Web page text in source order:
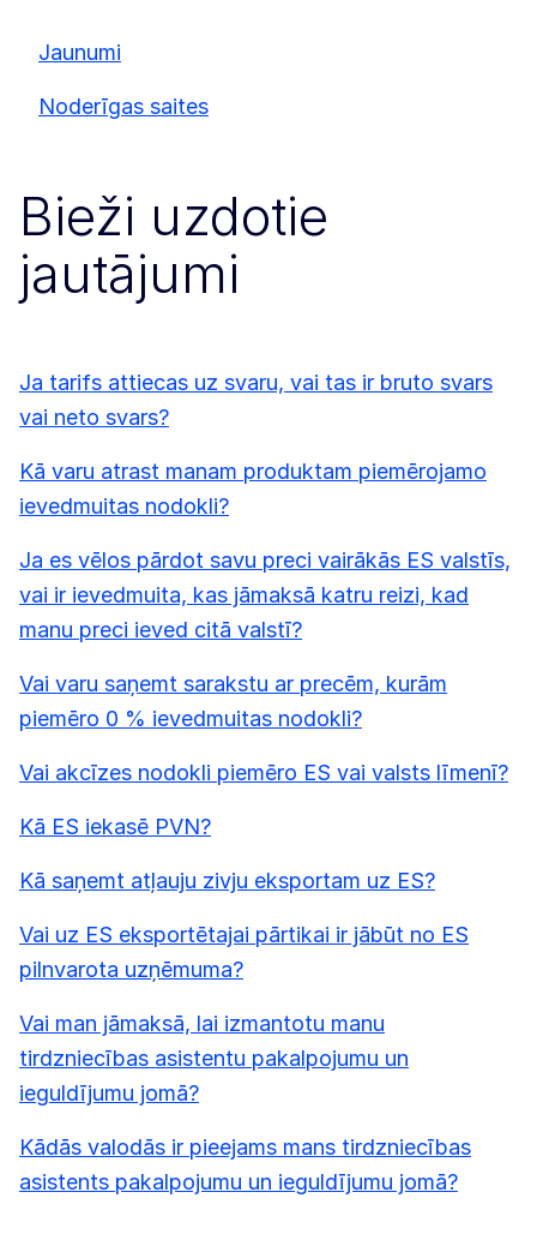
Jaunumi
Noderīgas saites
Bieži uzdotie
jautājumi
Ja tarifs attiecas uz svaru, vai tas ir bruto svars
vai neto svars?
Kā varu atrast manam produktam piemērojamo
ievedmuitas nodokli?
Ja es vēlos pārdot savu preci vairākās ES valstīs,
vai ir ievedmuita, kas jāmaksā katru reizi, kad
manu preci ieved citā valstī?
Vai varu saņemt sarakstu ar precēm, kurām
piemēro 0 % ievedmuitas nodokli?
Vai akcīzes nodokli piemēro ES vai valsts līmenī?
Kā ES iekasē PVN?
Kā saņemt atļauju zivju eksportam uz ES?
Vai uz ES eksportētajai pārtikai ir jābūt no ES
pilnvarota uzņēmuma?
Vai man jāmaksā, lai izmantotu manu
tirdzniecības asistentu pakalpojumu un
ieguldījumu jomā?
Kādās valodās ir pieejams mans tirdzniecības
asistents pakalpojumu un ieguldījumu jomā?